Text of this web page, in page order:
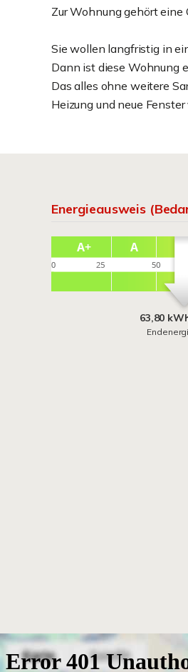
Zur Wohnung gehört
Sie wollen langfristig in
Dann ist diese Wohnung
Das alles ohne weitere
Heizung und neue Fenster
Energieausweis
63,80